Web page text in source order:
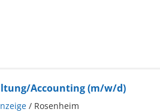
Accounting (m/w/d)
/ Rosenheim